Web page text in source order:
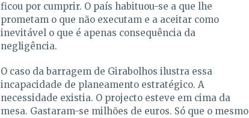
ficou por cumprir. O país habituou-se a que lhe
prometam o que não executam e a aceitar como
inevitável o que é apenas consequência da
negligência.
O caso da barragem de Girabolhos ilustra essa
incapacidade de planeamento estratégico. A
necessidade existia. O projecto esteve em cima da
mesa. Gastaram-se milhões de euros. Só que o mesmo